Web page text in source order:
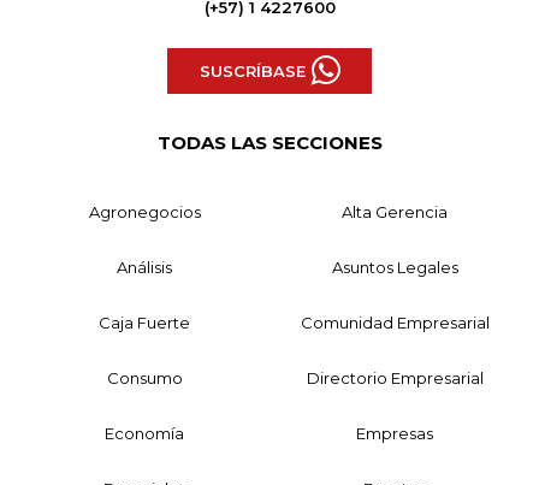
(+57) 1 4227600
SUSCRÍBASE
TODAS LAS SECCIONES
Agronegocios Alta Gerencia
Análisis Asuntos Legales
Caja Fuerte Comunidad Empresarial
Consumo Directorio Empresarial
Economía Empresas